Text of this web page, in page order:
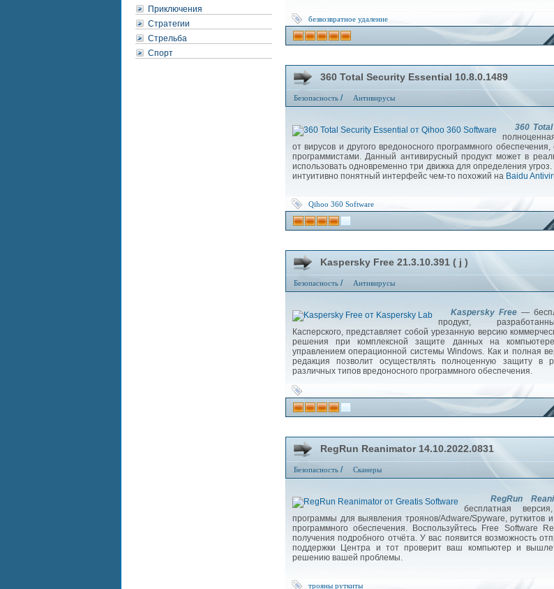
Приключения
Стратегии
Стрельба
Спорт
безвозвратное удаление
360 Total Security Essential 10.8.0.1489
Безопасность / Антивирусы
360
от вирусов и другого вредоносного программного обеспечения,
программистами. Данный антивирусный продукт может в
использовать одновременно три движка для определения
интуитивно понятный интерфейс чем-то похожий на Baidu
Qihoo 360 Software
Kaspersky Free 21.3.10.391 ( j )
Безопасность / Антивирусы
Kaspersky Free —
продукт,
Касперского, представляет собой урезанную версию
решения при комплексной защите данных на
управлением операционной системы Windows. Как и полная
редакция позволит осуществлять полноценную защиту в
различных типов вредоносного программного обеспечения.
RegRun Reanimator 14.10.2022.0831
Безопасность / Сканеры
RegRun
бесплатная
программы для выявления троянов/Adware/Spyware, руткитов и
программного обеспечения. Воспользуйтесь Free Software
получения подробного отчёта. У вас появится возможность
поддержки Центра и тот проверит ваш компьютер и
решению вашей проблемы.
трояны руткиты